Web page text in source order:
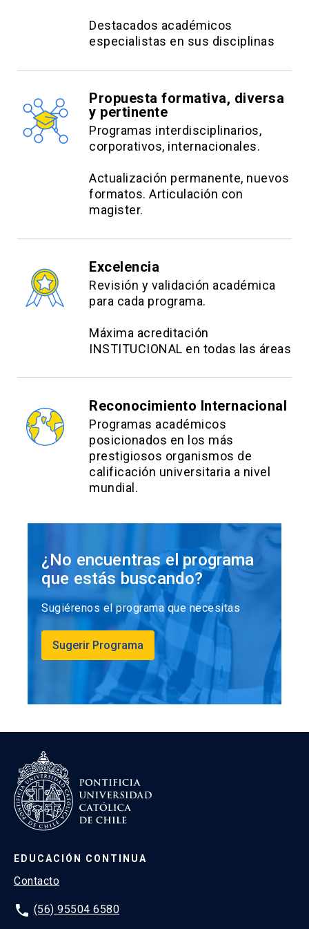
Doctor en Ciencias Médicas (PhD), UC. Profesor
Asociado, Depto. de Medicina Intensiva, UC.
Médico- cirujano, Universidad de Concepción.
Especialista en Medicina Interna y Cardiología,
UC. Doctorado en Ciencias Médicas, UC.
Dr. Gonzalo Perez Diaz
Electrofisiología University Medical Center,
Estados Unidos.
Destacados académicos
especialistas en sus disciplinas
Propuesta formativa, diversa
y pertinente
Programas interdisciplinarios,
corporativos, internacionales.
Actualización permanente, nuevos
formatos. Articulación con
magister.
Excelencia
Revisión y validación académica
para cada programa.
Máxima acreditación
INSTITUCIONAL en todas las áreas
Reconocimiento Internacional
Programas académicos
posicionados en los más
prestigiosos organismos de
calificación universitaria a nivel
mundial.
¿No encuentras el programa
que estás buscando?
Sugiérenos el programa que necesitas
Sugerir Programa
EDUCACIÓN CONTINUA
Contacto
phone (56) 95504 6580